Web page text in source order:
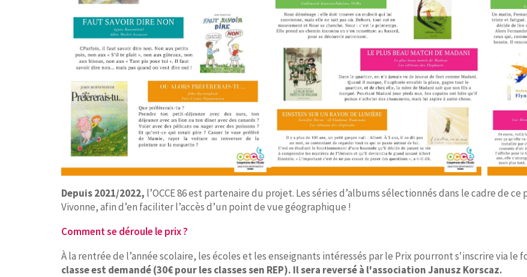
Depuis 2021/2022, l’OCCE 86 est partenaire du projet. Les séries d’albums sélectionnés dans le cadre de
Vivonne, afin d’en faciliter l’accès d’un point de vue géographique !
Comment se déroule le prix ?
À la rentrée de l’année scolaire, les écoles et les enseignants intéressés par le Prix pourront s'inscrire via le
classe est demandé (30€ pour les classes sen REP). Il sera reversé à l'association Janusz Korscaz.